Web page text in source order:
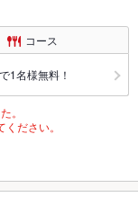
コース
1名様無料！
。
ださい。